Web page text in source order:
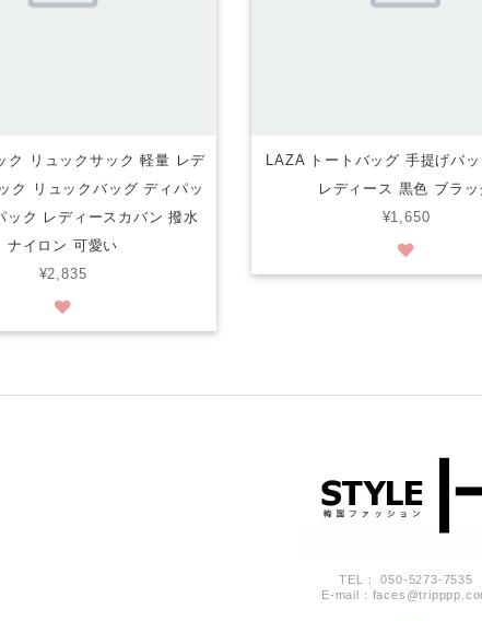
ク リュックサック 軽量 レデ
ク リュックバッグ ディパッ
ック レディースカバン 撥水
ナイロン 可愛い
¥2,835
LAZA トートバッグ 手提げバ
レディース 黒色 ブラッ
¥1,650
TEL： 050-5273-7535
E-mail：